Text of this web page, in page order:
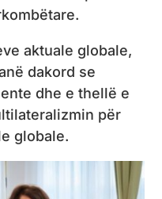
aktuale globale,
dakord se
dhe e thellë e
për
globale.